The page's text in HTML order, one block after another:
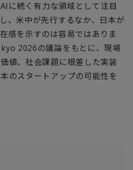
に続く有力な領域として注目
、米中が先行するなか、日本が
感を示すのは容易ではありま
2026の議論をもとに、現場
値、社会課題に根差した実装
のスタートアップの可能性を